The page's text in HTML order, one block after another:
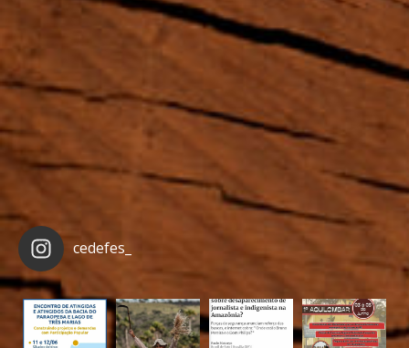
cedefes_